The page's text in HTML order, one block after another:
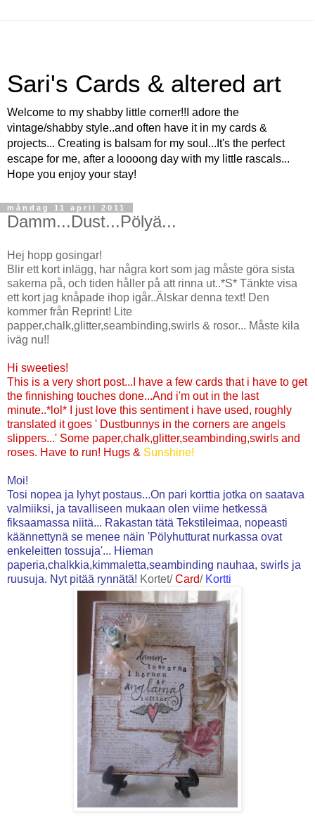
Sari's Cards & altered art
Welcome to my shabby little corner!!I adore the
vintage/shabby style..and often have it in my cards &
projects... Creating is balsam for my soul...It's the perfect
escape for me, after a loooong day with my little rascals...
Hope you enjoy your stay!
måndag 11 april 2011
Damm...Dust...Pölyä...
Hej hopp gosingar!
Blir ett kort inlägg, har några kort som jag måste göra sista
sakerna på, och tiden håller på att rinna ut..*S* Tänkte visa
ett kort jag knåpade ihop igår..Älskar denna text! Den
kommer från Reprint! Lite
papper,chalk,glitter,seambinding,swirls & rosor... Måste kila
iväg nu!!
Hi sweeties!
This is a very short post...I have a few cards that i have to get
the finnishing touches done...And i'm out in the last
minute..*lol* I just love this sentiment i have used, roughly
translated it goes ' Dustbunnys in the corners are angels
slippers...' Some paper,chalk,glitter,seambinding,swirls and
roses. Have to run! Hugs & Sunshine!
Moi!
Tosi nopea ja lyhyt postaus...On pari korttia jotka on saatava
valmiiksi, ja tavalliseen mukaan olen viime hetkessä
fiksaamassa niitä... Rakastan tätä Tekstileimaa, nopeasti
käännettynä se menee näin 'Pölyhutturat nurkassa ovat
enkeleitten tossuja'... Hieman
paperia,chalkkia,kimmaletta,seambinding nauhaa, swirls ja
ruusuja. Nyt pitää rynnätä! Kortet/Card/ Kortti